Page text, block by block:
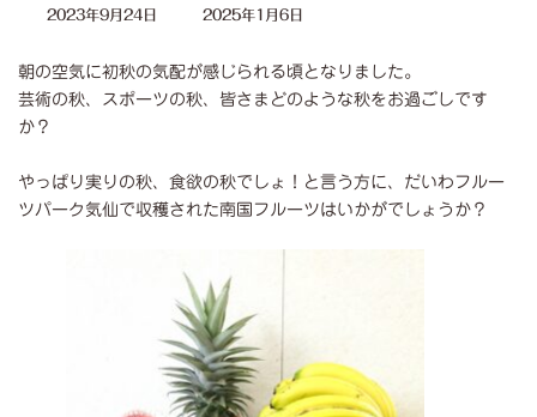
2023年9月24日
最
新
2025年1月6日
朝の空気に初秋の気配が感じられる頃となりました。
芸術の秋、スポーツの秋、皆さまどのような秋をお過ごしです
か？
やっぱり実りの秋、食欲の秋でしょ！と言う方に、だいわフルー
ツパーク気仙で収穫された南国フルーツはいかがでしょうか？